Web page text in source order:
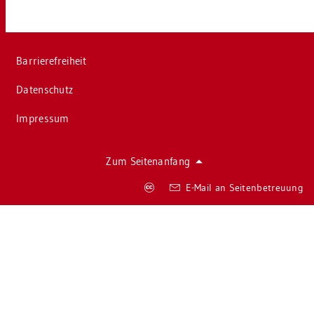
Bar­rie­re­frei­heit
Da­ten­schutz
Im­pres­sum
Zum Sei­ten­an­fang
E-Mail an Sei­ten­be­treu­ung
Co­